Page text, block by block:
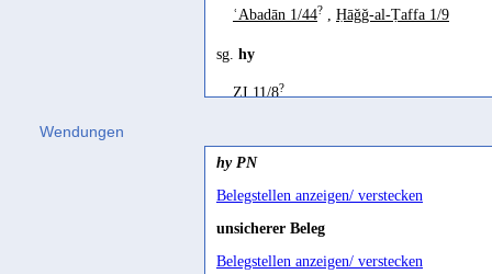
Avanzini 2008 632
ḏhy'während des Eponymats'
hyist wohl gleich dem
minäischen
(...) und in
ʿAbadān 1/44? , Ḥāǧǧ-al-Ṭaffa 1/9
sg. hy
ZI 11/8?
Wendungen
hy PN
Belegstellen anzeigen/ verstecken
unsicherer Beleg
Belegstellen anzeigen/ verstecken